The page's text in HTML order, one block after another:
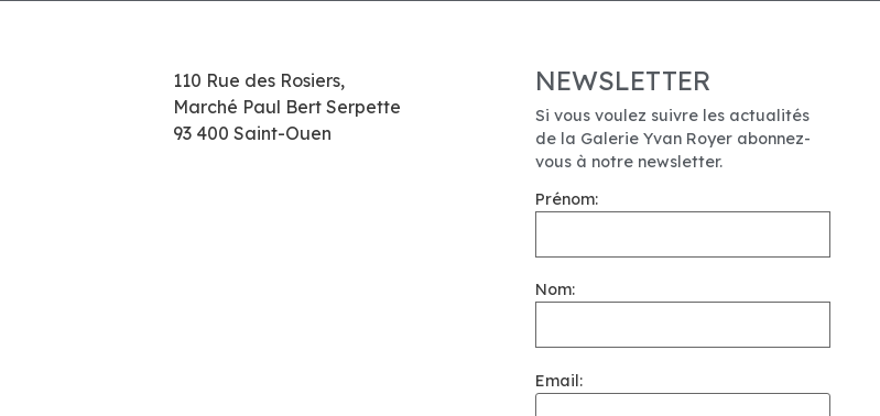
110 Rue des Rosiers,
Marché Paul Bert Serpette
93 400 Saint-Ouen
NEWSLETTER
Si vous voulez suivre les actualités
de la Galerie Yvan Royer abonnez-
vous à notre newsletter.
Prénom:
Nom:
Email: